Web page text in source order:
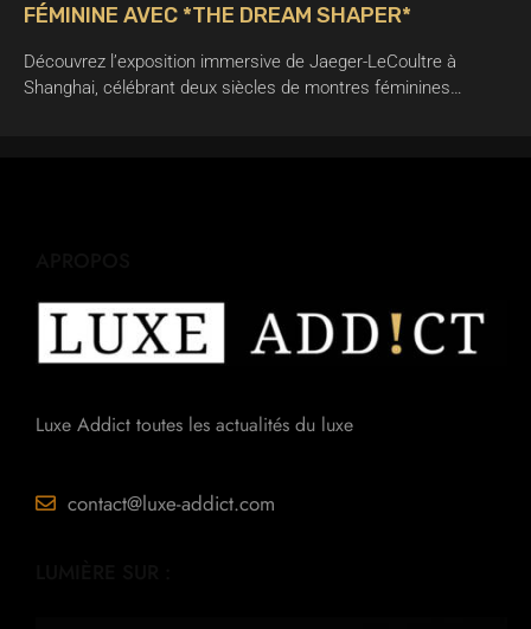
FÉMININE AVEC *THE DREAM SHAPER*
Découvrez l’exposition immersive de Jaeger-LeCoultre à
Shanghai, célébrant deux siècles de montres féminines…
Luxe Addict toutes les actualités du luxe
contact@luxe-addict.com